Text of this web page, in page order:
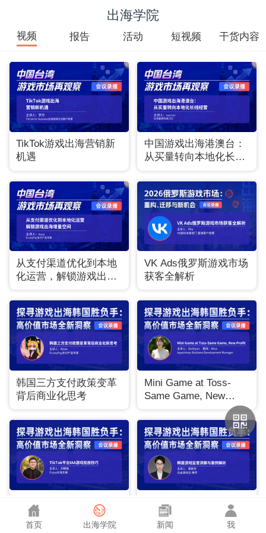
出海学院
视频 报告 活动 短视频 干货内容
TikTok游戏出海营销新
机遇
中国游戏出海港澳台：
从买量转向本地化长线
从支付渠道优化到本地
化运营，解锁游戏出海
VK Ads俄罗斯游戏市场
获客全解析
韩国三方支付政策变革
背后商业化思考
Mini Game at Toss-
Same Game, New
TikTok平台IAA游戏投放
技巧
韩国游戏监管洞察与案
例解析
首页 出海学院 新闻 我